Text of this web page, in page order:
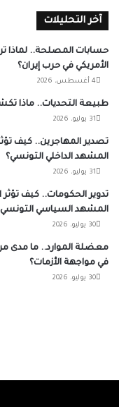
آخر التحليلات
حسابات المصلحة.. لماذا
الأمريكي في حرب إيران؟
4 أغسطس، 2026
طبيعة التحديات.. ماذا
31 يوليو، 2026
تصدير المهاجرين.. كيف
المشهد الداخلي التونسي؟
31 يوليو، 2026
تدوير الحكومات.. كيف تؤثر
المشهد السياسي
30 يوليو، 2026
معضلة الموارد.. ما مدى
في مواجهة الأزمات؟
30 يوليو، 2026